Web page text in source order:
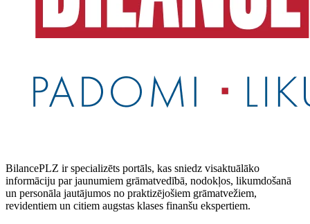
BilancePLZ ir specializēts portāls, kas sniedz visaktuālāko
informāciju par jaunumiem grāmatvedībā, nodokļos, likumdošanā
un personāla jautājumos no praktizējošiem grāmatvežiem,
revidentiem un citiem augstas klases finanšu ekspertiem.